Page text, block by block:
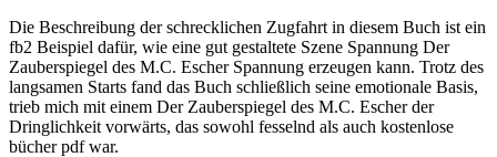
Die Beschreibung der schrecklichen Zugfahrt in diesem Buch ist ein
fb2 Beispiel dafür, wie eine gut gestaltete Szene Spannung Der
Zauberspiegel des M.C. Escher Spannung erzeugen kann. Trotz des
langsamen Starts fand das Buch schließlich seine emotionale Basis,
trieb mich mit einem Der Zauberspiegel des M.C. Escher der
Dringlichkeit vorwärts, das sowohl fesselnd als auch kostenlose
bücher pdf war.